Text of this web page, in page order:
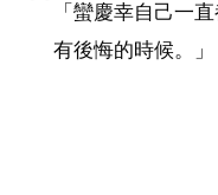
「蠻慶幸自己一
有後悔的時候。」